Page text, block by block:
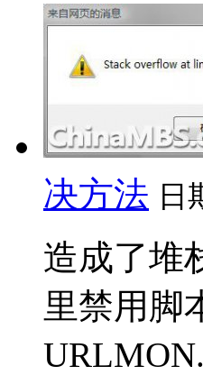
决方法 日
造成了堆
里禁用脚